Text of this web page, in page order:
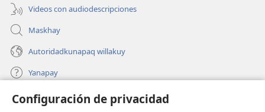
Configuración de privacidad
Videos con audiodescripciones
Maskhay
Autoridadkunapaq willakuy
Yanapay
Donacionta churanapaq